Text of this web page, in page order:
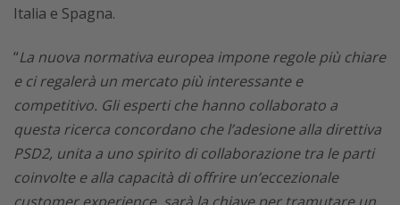
Italia e Spagna.
“La nuova normativa europea impone regole più chiare
e ci regalerà un mercato più interessante e
competitivo. Gli esperti che hanno collaborato a
questa ricerca concordano che l’adesione alla direttiva
PSD2, unita a uno spirito di collaborazione tra le parti
coinvolte e alla capacità di offrire un’eccezionale